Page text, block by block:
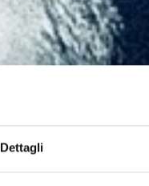
Dettagli